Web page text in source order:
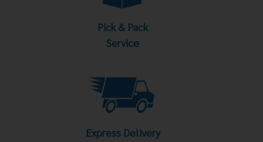
Pick & Pack
Service
Express Delivery